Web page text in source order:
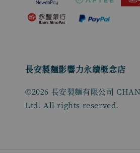
長安製麵影響力永續概念店
©2026 長安製麵有限公司
Ltd. All rights reserved.